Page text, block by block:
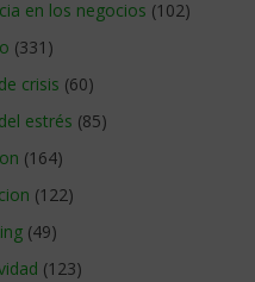
en los negocios (102)
(331)
crisis (60)
estrés (85)
(164)
(122)
(49)
(123)